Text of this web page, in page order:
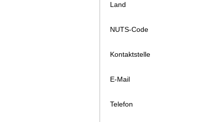
Land
NUTS-Code
Kontaktstelle
E-Mail
Telefon